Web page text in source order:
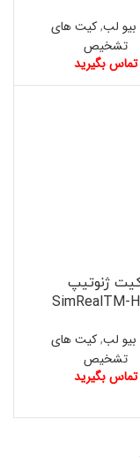
لب,کیت های
تشخیص
تماس بگیرید
ژنوتیپ
SimRealTM-
لب,کیت های
تشخیص
تماس بگیرید